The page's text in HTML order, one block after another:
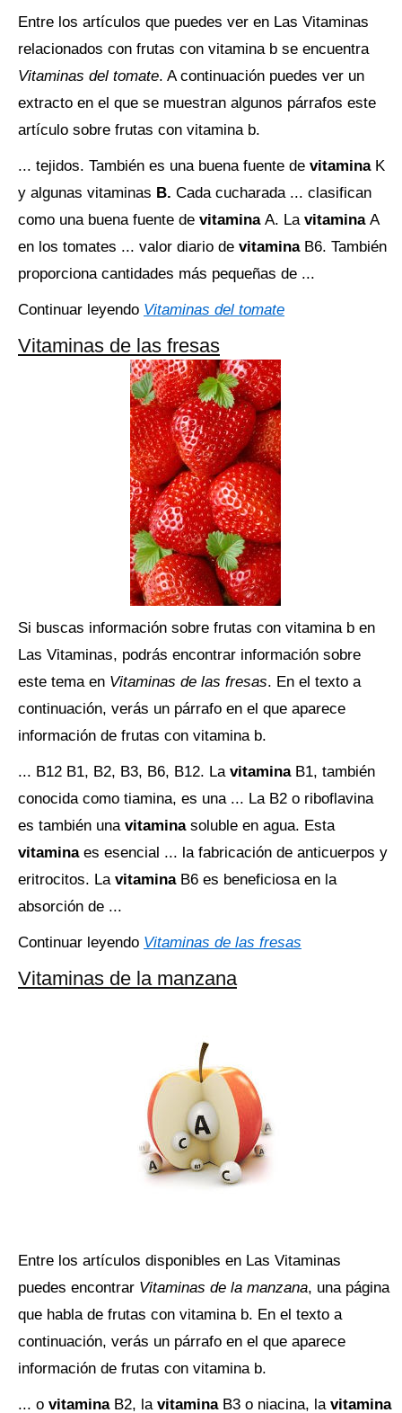
Entre los artículos que puedes ver en Las Vitaminas
relacionados con frutas con vitamina b se encuentra
Vitaminas del tomate. A continuación puedes ver un
extracto en el que se muestran algunos párrafos este
artículo sobre frutas con vitamina b.
... tejidos. También es una buena fuente de vitamina K
y algunas vitaminas B. Cada cucharada ... clasifican
como una buena fuente de vitamina A. La vitamina A
en los tomates ... valor diario de vitamina B6. También
proporciona cantidades más pequeñas de ...
Continuar leyendo Vitaminas del tomate
Vitaminas de las fresas
Si buscas información sobre frutas con vitamina b en
Las Vitaminas, podrás encontrar información sobre
este tema en Vitaminas de las fresas. En el texto a
continuación, verás un párrafo en el que aparece
información de frutas con vitamina b.
... B12 B1, B2, B3, B6, B12. La vitamina B1, también
conocida como tiamina, es una ... La B2 o riboflavina
es también una vitamina soluble en agua. Esta
vitamina es esencial ... la fabricación de anticuerpos y
eritrocitos. La vitamina B6 es beneficiosa en la
absorción de ...
Continuar leyendo Vitaminas de las fresas
Vitaminas de la manzana
Entre los artículos disponibles en Las Vitaminas
puedes encontrar Vitaminas de la manzana, una página
que habla de frutas con vitamina b. En el texto a
continuación, verás un párrafo en el que aparece
información de frutas con vitamina b.
... o vitamina B2, la vitamina B3 o niacina, la vitamina